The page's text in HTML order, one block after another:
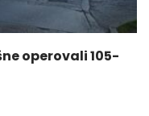
operovali 105-